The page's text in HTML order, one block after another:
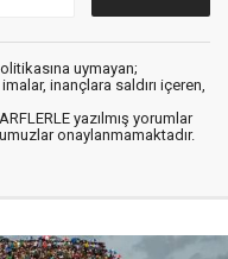
uymayan;
inançlara saldırı içeren,
yazılmış yorumlar
onaylanmamaktadır.